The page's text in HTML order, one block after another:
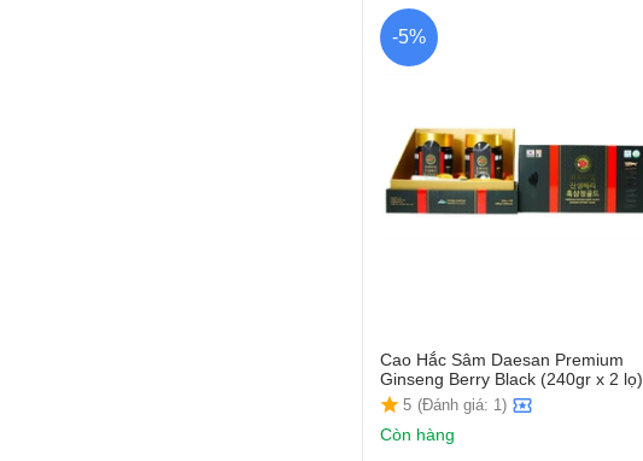
-5%
Cao Hắc Sâm Daesan Premium
Ginseng Berry Black (240gr x 2 lọ)
5 (Đánh giá: 1)
Còn hàng